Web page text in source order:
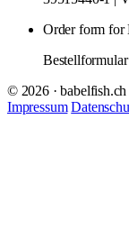
Order form
© 2026 · babelfish.ch
Impressum